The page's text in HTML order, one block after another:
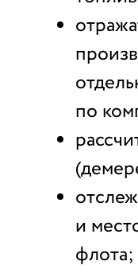
по
и
флота;